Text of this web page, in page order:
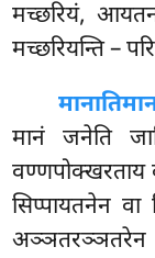
मच्छरियं,
मच्छरियन्ति –
मानं जनेति
वण्णपोक्खरताय
सिप्पायतनेन वा
अञ्ञतरञ्ञतरेन